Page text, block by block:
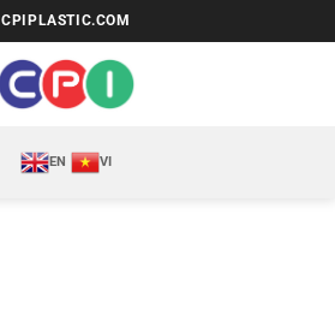
CPIPLASTIC.COM
EN VI